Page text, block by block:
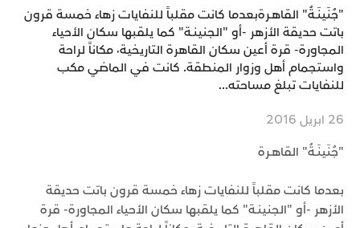
"جُنَينَـةُ" القاهـرةبعدما كانت مقلباً للنفايات زهاء خمسة قرون
باتت حديقة الأزهر -أو "الجنينـة" كما يلقبها سكان الأحياء
المجاورة- قرة أعين سكان القاهرة التاريخية٬ مكاناً لراحة
واستجمام أهل وزوار المنطقة. كانت في الماضي مكب
للنفايات تبلغ مساحته...
26 ابريل 2016
"جُنَينَـةُ" القاهـرة
بعدما كانت مقلباً للنفايات زهاء خمسة قرون باتت حديقة
الأزهر -أو "الجنينـة" كما يلقبها سكان الأحياء المجاورة- قرة